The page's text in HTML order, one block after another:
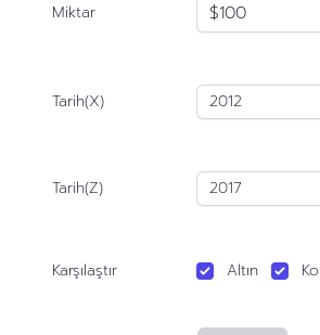
Miktar
Tarih(X)
Tarih(Z)
Karşılaştır Altın